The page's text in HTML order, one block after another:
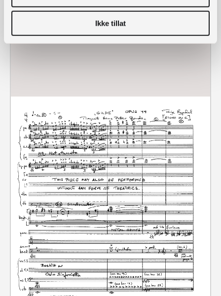
Ikke tillat